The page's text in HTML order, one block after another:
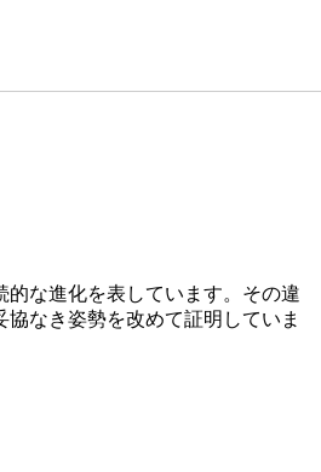
的な進化を表しています。その違
なき姿勢を改めて証明していま